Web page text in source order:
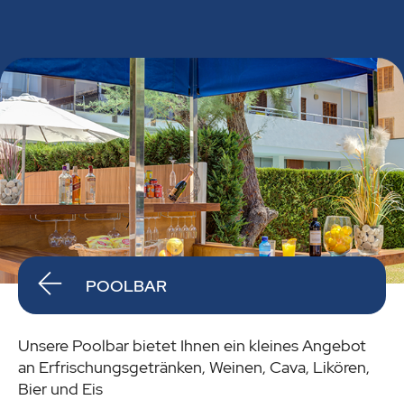
POOLBAR
Unsere Poolbar bietet Ihnen ein kleines Angebot
an Erfrischungsgetränken, Weinen, Cava, Likören,
Bier und Eis